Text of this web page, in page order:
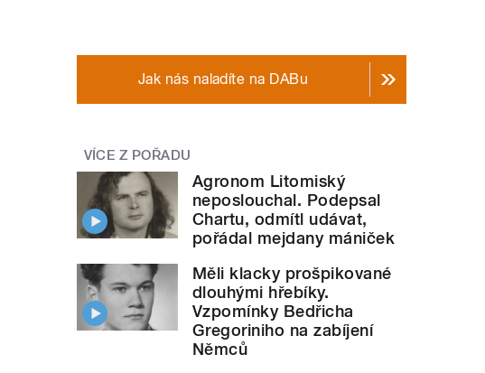
Jak nás naladíte na DABu
VÍCE Z POŘADU
Agronom Litomiský
neposlouchal. Podepsal
Chartu, odmítl udávat,
pořádal mejdany mániček
Měli klacky prošpikované
dlouhými hřebíky.
Vzpomínky Bedřicha
Gregoriniho na zabíjení
Němců